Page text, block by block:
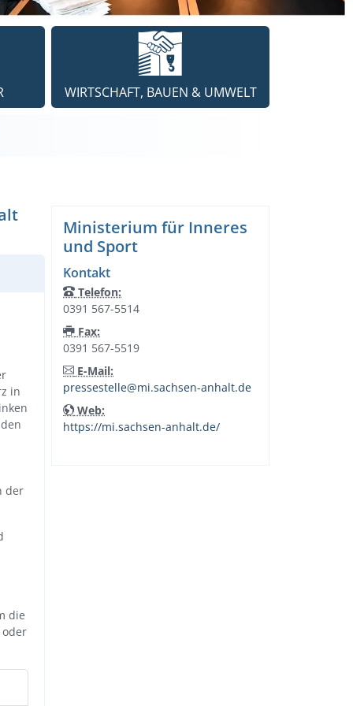
WIRTSCHAFT, BAUEN & UMWELT
in
der
die
Ministerium für Inneres
und Sport
Kontakt
Telefon:
0391 567-5514
Fax:
0391 567-5519
E-Mail:
pressestelle@mi.sachsen-anhalt.de
Web:
https://mi.sachsen-anhalt.de/